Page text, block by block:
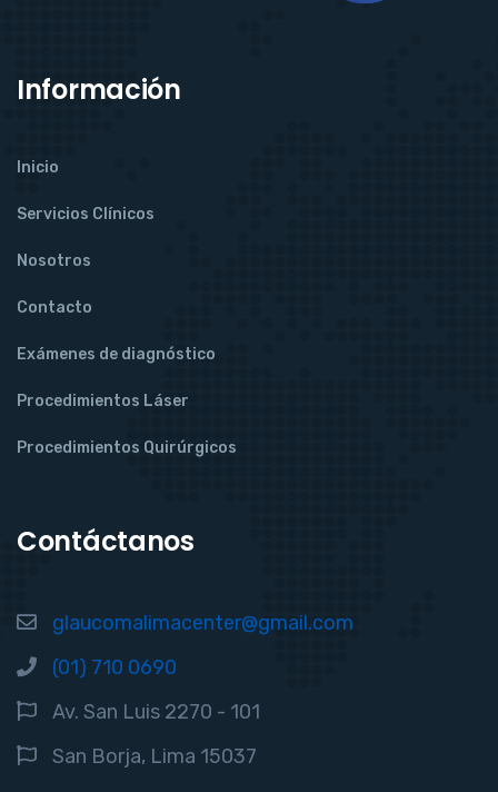
Información
Inicio
Servicios Clínicos
Nosotros
Contacto
Exámenes de diagnóstico
Procedimientos Láser
Procedimientos Quirúrgicos
Contáctanos
glaucomalimacenter@gmail.com
(01) 710 0690
Av. San Luis 2270 - 101
San Borja, Lima 15037